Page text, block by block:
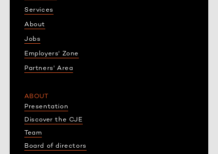
Services
About
Jobs
Employers' Zone
Partners' Area
ABOUT
Presentation
Discover the CJE
Team
Board of directors